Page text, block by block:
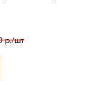
р./шт